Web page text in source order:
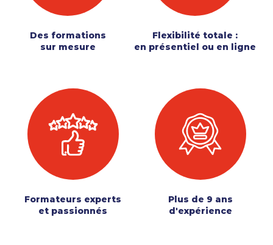
Des formations
sur mesure
Flexibilité totale :
en présentiel ou en ligne
Formateurs experts
et passionnés
Plus de 9 ans
d'expérience